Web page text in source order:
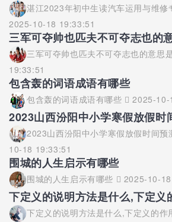
湛江2023年初中生读汽车运用与维修
2025-10-18 19:33:51
三军可夺帅也匹夫不可夺志也的
三军可夺帅也匹夫不可夺志也的意思
19:33:51
包含轰的词语成语有哪些
包含轰的词语成语有哪些 2025-10-
2023山西汾阳中小学寒假放假时
2023山西汾阳中小学寒假放假时间预
10-18 19:33:51
围城的人生启示有哪些
围城的人生启示有哪些 2025-10-
下定义的说明方法是什么,下定义
下定义的说明方法是什么,下定义的作